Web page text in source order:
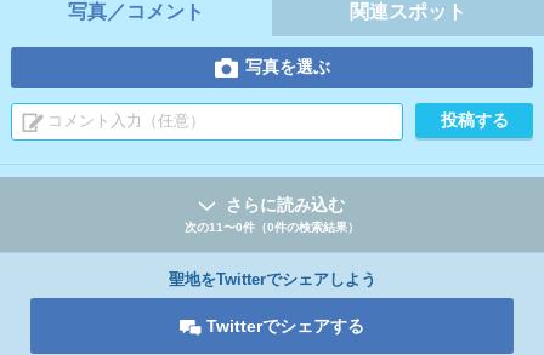
写真／コメント 関連スポット
写真を選ぶ
さらに読み込む
次の11〜0件（0件の検索結果）
聖地をTwitterでシェアしよう
Twitterでシェアする